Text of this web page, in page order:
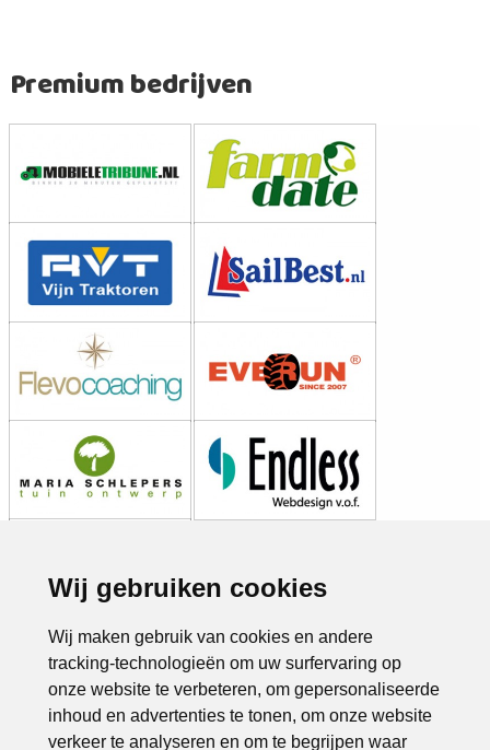
Wij gebruiken cookies
Wij maken gebruik van cookies en andere
tracking-technologieën om uw surfervaring op
onze website te verbeteren, om gepersonaliseerde
inhoud en advertenties te tonen, om onze website
verkeer te analyseren en om te begrijpen waar
Premium bedrijven